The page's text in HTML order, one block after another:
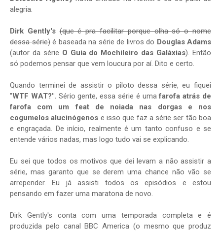
alegria.
Dirk Gently's (que é pra facilitar porque olha só o nome
dessa série)é baseada na série de livros do Douglas Adams
(autor da série O Guia do Mochileiro das Galáxias). Então
só podemos pensar que vem loucura por aí. Dito e certo.
Quando terminei de assistir o piloto dessa série, eu fiquei
"WTF WAT?". Sério gente, essa série é umafarofa atrás de
farofa com um feat de noiada nas dorgas e nos
cogumelos alucinógenos e isso que faz a série ser tão boa
e engraçada. De início, realmente é um tanto confuso e se
entende vários nadas, mas logo tudo vai se explicando.
Eu sei que todos os motivos que dei levam a não assistir a
série, mas garanto que se derem uma chance não vão se
arrepender. Eu já assisti todos os episódios e estou
pensando em fazer uma maratona de novo.
Dirk Gently's conta com uma temporada completa e é
produzida pelo canal BBC America (o mesmo que produz